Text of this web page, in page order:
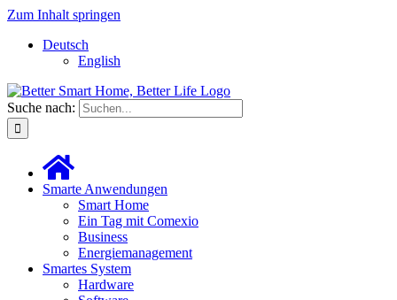
Zum Inhalt springen
Deutsch
English
Suche nach:
Smarte Anwendungen
Smart Home
Ein Tag mit Comexio
Business
Energiemanagement
Smartes System
Hardware